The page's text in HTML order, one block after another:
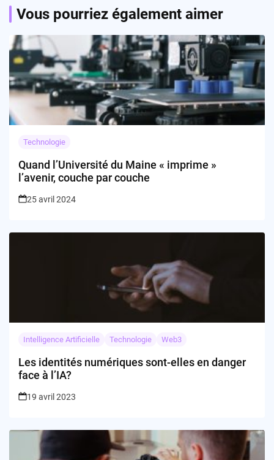
Vous pourriez également aimer
Technologie
Quand l’Université du Maine « imprime »
l’avenir, couche par couche
25 avril 2024
Intelligence Artificielle Technologie Web3
Les identités numériques sont-elles en danger
face à l’IA?
19 avril 2023